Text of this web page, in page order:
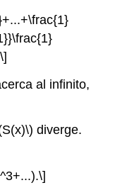
al infinito,
diverge.